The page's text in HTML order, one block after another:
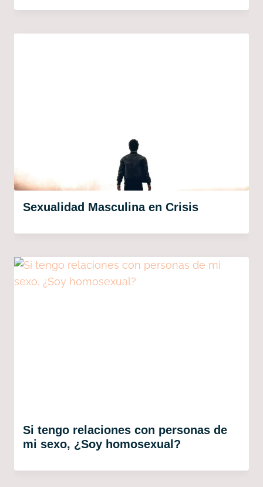
Sexualidad Masculina en Crisis
Si tengo relaciones con personas de
mi sexo, ¿Soy homosexual?